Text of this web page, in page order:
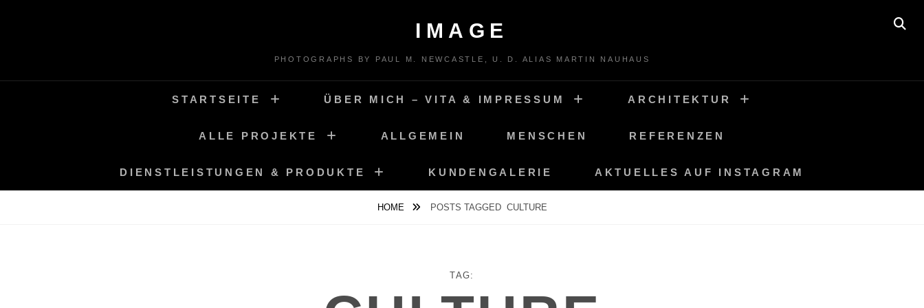
IMAGE
PHOTOGRAPHS BY PAUL M. NEWCASTLE, U. D. ALIAS MARTIN NAUHAUS
STARTSEITE ÜBER MICH – VITA & IMPRESSUM ARCHITEKTUR
ALLE PROJEKTE ALLGEMEIN MENSCHEN REFERENZEN
DIENSTLEISTUNGEN & PRODUKTE KUNDENGALERIE AKTUELLES AUF INSTAGRAM
HOME POSTS TAGGED CULTURE
TAG: